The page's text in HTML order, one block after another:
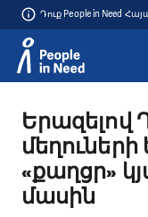
Դուք People in Need
Երազելով
«քաղցր»
մասին